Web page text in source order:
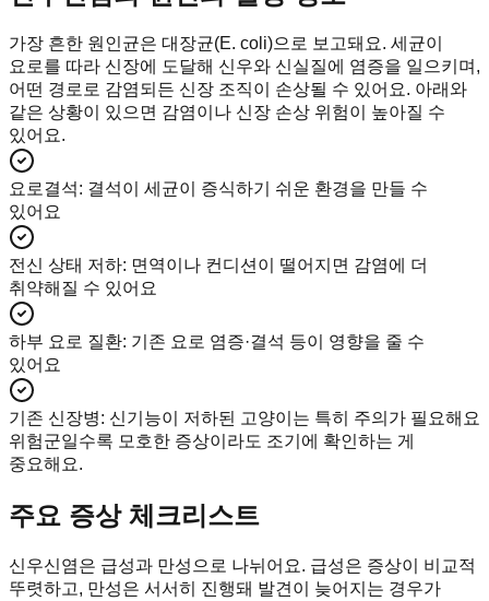
가장 흔한 원인균은 대장균(E. coli)으로 보고돼요. 세균이
요로를 따라 신장에 도달해 신우와 신실질에 염증을 일으키며,
어떤 경로로 감염되든 신장 조직이 손상될 수 있어요. 아래와
같은 상황이 있으면 감염이나 신장 손상 위험이 높아질 수
있어요.
요로결석: 결석이 세균이 증식하기 쉬운 환경을 만들 수
있어요
전신 상태 저하: 면역이나 컨디션이 떨어지면 감염에 더
취약해질 수 있어요
하부 요로 질환: 기존 요로 염증·결석 등이 영향을 줄 수
있어요
기존 신장병: 신기능이 저하된 고양이는 특히 주의가 필요해요
위험군일수록 모호한 증상이라도 조기에 확인하는 게
중요해요.
주요 증상 체크리스트
신우신염은 급성과 만성으로 나뉘어요. 급성은 증상이 비교적
뚜렷하고, 만성은 서서히 진행돼 발견이 늦어지는 경우가